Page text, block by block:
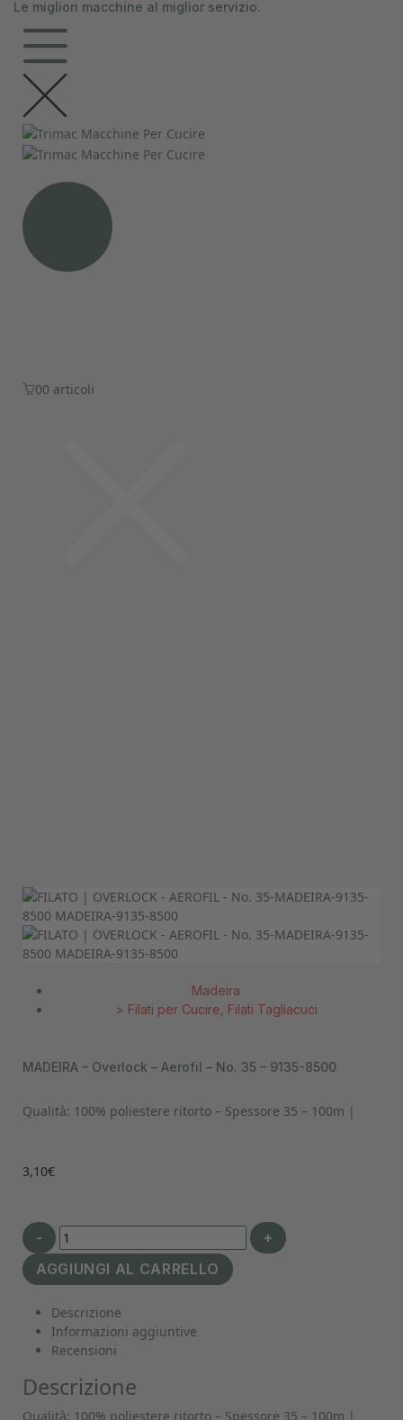
contenuto
Le migliori macchine al miglior servizio.
00 articoli
Madeira
> Filati per Cucire Filati Tagliacuci
MADEIRA – Overlock – Aerofil – No. 35 – 9135-8500
Qualità: 100% poliestere ritorto – Spessore 35 – 100m |
3,10€
-
+
AGGIUNGI AL CARRELLO
Descrizione
Informazioni aggiuntive
Recensioni
Descrizione
Qualità: 100% poliestere ritorto – Spessore 35 – 100m |